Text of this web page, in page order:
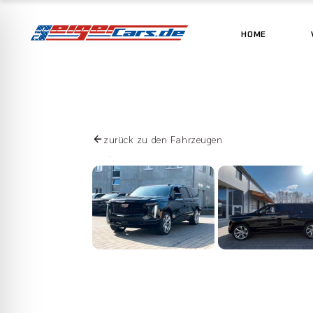
HOME
zurück zu den Fahrzeugen